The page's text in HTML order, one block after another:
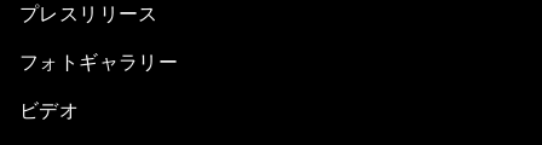
プレスリリース
フォトギャラリー
ビデオ